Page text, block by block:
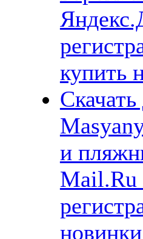
купить
и
Mail.Ru